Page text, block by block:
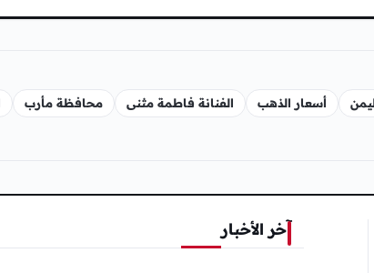
أسعار الذهب الفنانة فاطمة مثنى محافظة مأرب
آخر الأخبار